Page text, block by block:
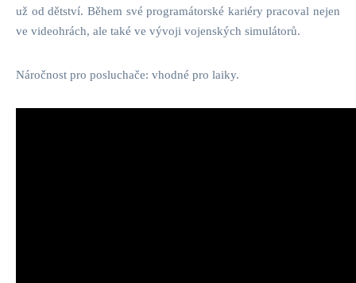
už od dětství. Během své programátorské kariéry pracoval nejen
ve videohrách, ale také ve vývoji vojenských simulátorů.
Náročnost pro posluchače: vhodné pro laiky.